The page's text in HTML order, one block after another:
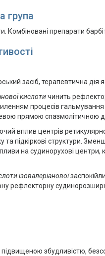
група
Комбіновані препарати
засіб, терапевтична
кислотичинить
процесів
прямою спазмолітичною
вплив центрів
та підкіркові структури.
на судинорухові
ізовалеріанової
рефлекторну
збудливістю,